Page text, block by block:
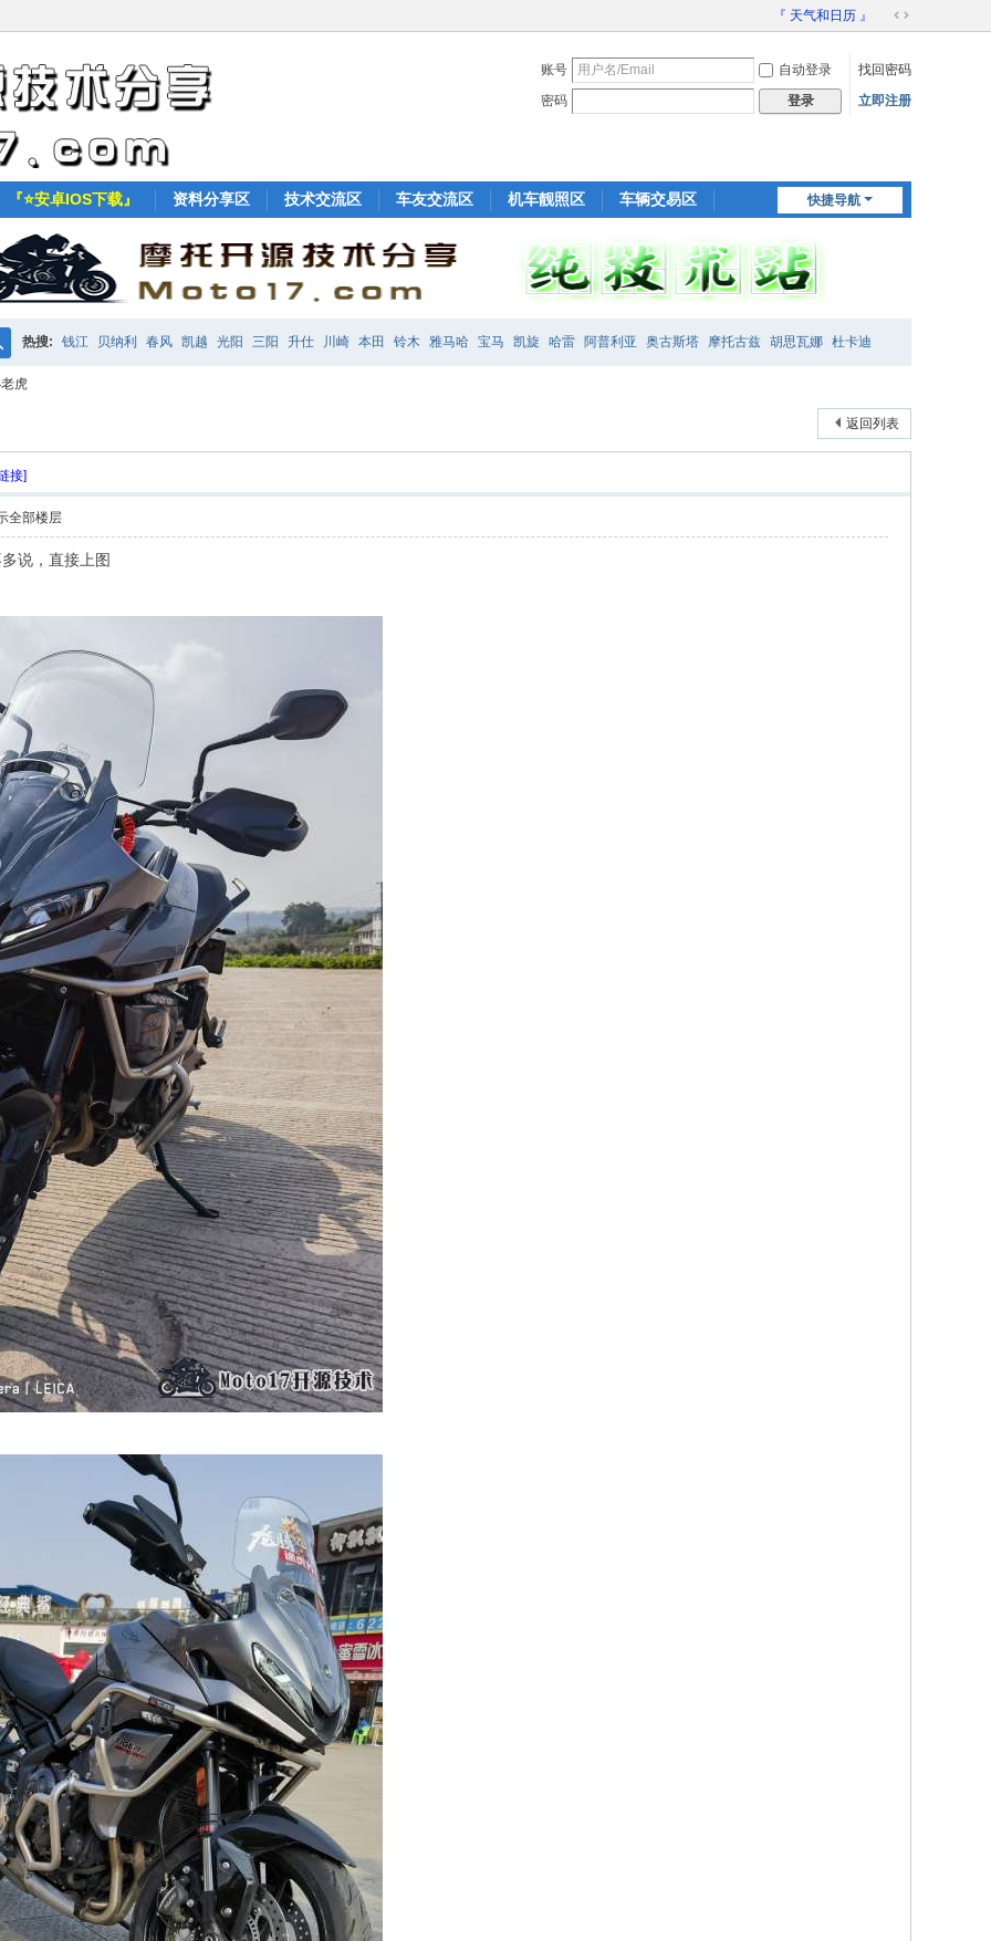
『 天气和日历 』
切
到
宽
账号 自动登录
找回密码
密码
登录 立即注册
快捷导航
『⭐安卓IOS下载』 资料分享区 技术交流区 车友交流区 机车靓照区
车辆交易区
热搜: 钱江 贝纳利 春风 凯越 光阳 三阳 升仕 川崎 本田 铃木 雅马哈 宝马 凯旋 哈雷 阿普利亚 奥古斯塔 摩托古兹 胡思瓦娜 杜卡迪
KTM
虎
返回列表
接]
全部楼层
说，直接上图